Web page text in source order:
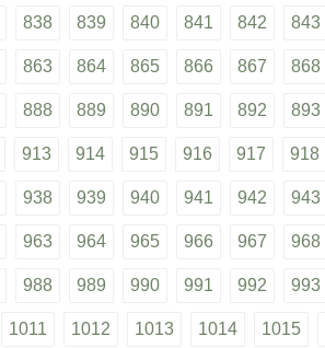
838 839 840 841 842 843
863 864 865 866 867 868
888 889 890 891 892 893
913 914 915 916 917 918
938 939 940 941 942 943
963 964 965 966 967 968
988 989 990 991 992 993
1011 1012 1013 1014 1015